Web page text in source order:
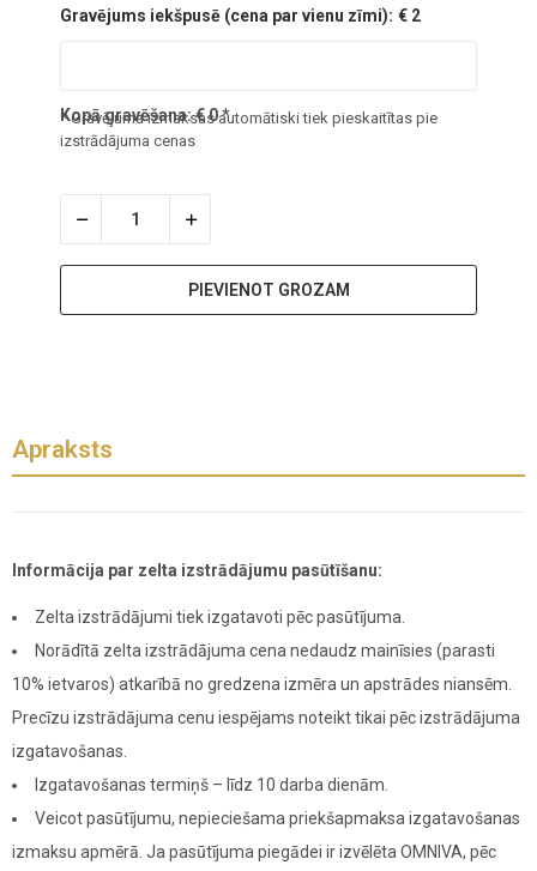
Gravējums iekšpusē (cena par vienu zīmi): € 2
Kopā gravēšana:€0*
* Gravējuma izmaksas automātiski tiek pieskaitītas pie
izstrādājuma cenas
PIEVIENOT GROZAM
Apraksts
Informācija par zelta izstrādājumu pasūtīšanu:
Zelta izstrādājumi tiek izgatavoti pēc pasūtījuma.
Norādītā zelta izstrādājuma cena nedaudz mainīsies (parasti
10% ietvaros) atkarībā no gredzena izmēra un apstrādes niansēm.
Precīzu izstrādājuma cenu iespējams noteikt tikai pēc izstrādājuma
izgatavošanas.
Izgatavošanas termiņš – līdz 10 darba dienām.
Veicot pasūtījumu, nepieciešama priekšapmaksa izgatavošanas
izmaksu apmērā. Ja pasūtījuma piegādei ir izvēlēta OMNIVA, pēc